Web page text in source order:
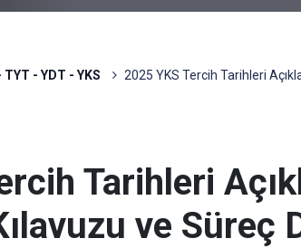
TYT - YDT - YKS 2025 YKS Tercih Tarihleri
Tarihleri
ve Süreç